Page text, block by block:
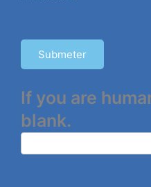
Submeter
If you are
blank.